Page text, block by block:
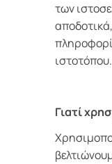
των
ιστοτόπου.
Γιατί